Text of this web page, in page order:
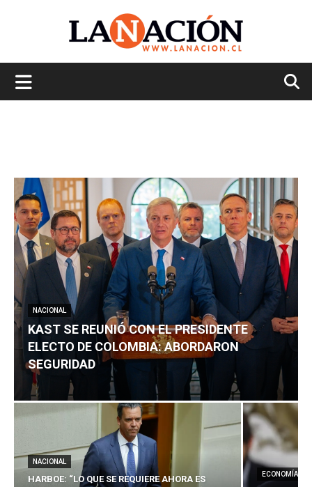
NACIONAL
KAST SE REUNIÓ CON EL PRESIDENTE
ELECTO DE COLOMBIA: ABORDARON
SEGURIDAD
NACIONAL
HARBOE: “LO QUE SE REQUIERE AHORA ES
ECONOMÍA